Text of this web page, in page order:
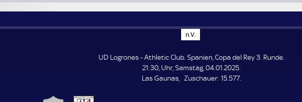
n.V.
.
.
UD Logrones - Athletic Club. Spanien, Copa del Rey 3. Runde.
21:30, Uhr, Samstag, 04.01.2025.
Las Gaunas
Zuschauer: Z
15.577.